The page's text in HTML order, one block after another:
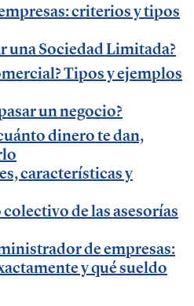
eventos
en Accountex
fiscalidad |
| emprendedores
| ADE | pymes |
criterios y tipos
una Sociedad Limitada?
Tipos y ejemplos
un negocio?
dinero te dan,
características y
de las asesorías
de empresas:
y qué sueldo